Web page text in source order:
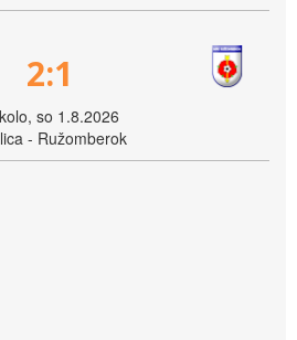
2:1
so 1.8.2026
- Ružomberok